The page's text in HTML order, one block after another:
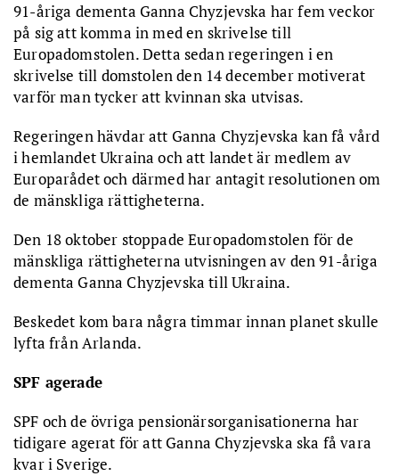
91-åriga dementa Ganna Chyzjevska har fem veckor
på sig att komma in med en skrivelse till
Europadomstolen. Detta sedan regeringen i en
skrivelse till domstolen den 14 december motiverat
varför man tycker att kvinnan ska utvisas.
Regeringen hävdar att Ganna Chyzjevska kan få vård
i hemlandet Ukraina och att landet är medlem av
Europarådet och därmed har antagit resolutionen om
de mänskliga rättigheterna.
Den 18 oktober stoppade Europadomstolen för de
mänskliga rättigheterna utvisningen av den 91-åriga
dementa Ganna Chyzjevska till Ukraina.
Beskedet kom bara några timmar innan planet skulle
lyfta från Arlanda.
SPF agerade
SPF och de övriga pensionärsorganisationerna har
tidigare agerat för att Ganna Chyzjevska ska få vara
kvar i Sverige.